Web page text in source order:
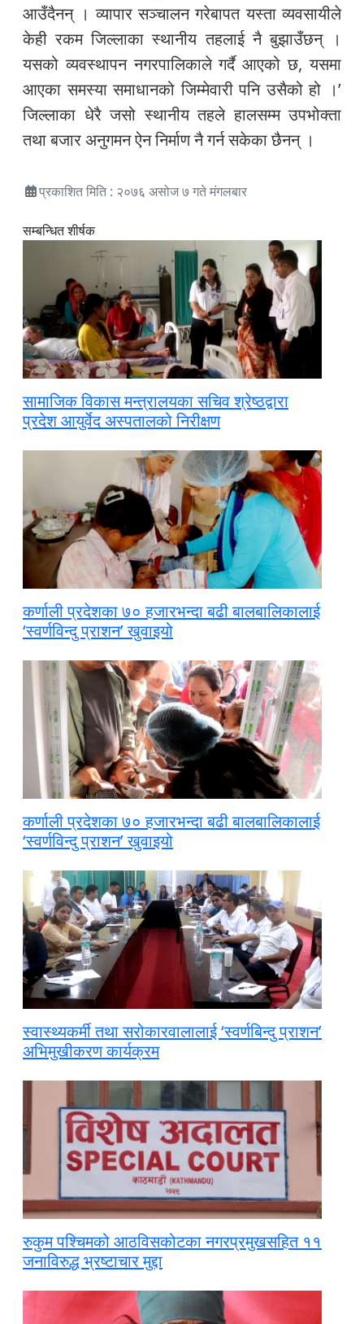
आउँदैनन् । व्यापार सञ्चालन गरेबापत यस्ता व्यवसायीले
केही रकम जिल्लाका स्थानीय तहलाई नै बुझाउँछन् ।
यसको व्यवस्थापन नगरपालिकाले गर्दै आएको छ, यसमा
आएका समस्या समाधानको जिम्मेवारी पनि उसैको हो ।’
जिल्लाका धेरै जसो स्थानीय तहले हालसम्म उपभोक्ता
तथा बजार अनुगमन ऐन निर्माण नै गर्न सकेका छैनन् ।
प्रकाशित मिति : २०७६ असोज ७ गते मंगलबार
सम्बन्धित शीर्षक
सामाजिक विकास मन्त्रालयका सचिव श्रेष्ठद्वारा
प्रदेश आयुर्वेद अस्पतालको निरीक्षण
कर्णाली प्रदेशका ७० हजारभन्दा बढी बालबालिकालाई
‘स्वर्णविन्दु प्राशन’ खुवाइयो
कर्णाली प्रदेशका ७० हजारभन्दा बढी बालबालिकालाई
‘स्वर्णविन्दु प्राशन’ खुवाइयो
स्वास्थ्यकर्मी तथा सरोकारवालालाई ‘स्वर्णबिन्दु प्राशन’
अभिमुखीकरण कार्यक्रम
रुकुम पश्चिमको आठविसकोटका नगरप्रमुखसहित ११
जनाविरुद्ध भ्रष्टाचार मुद्दा